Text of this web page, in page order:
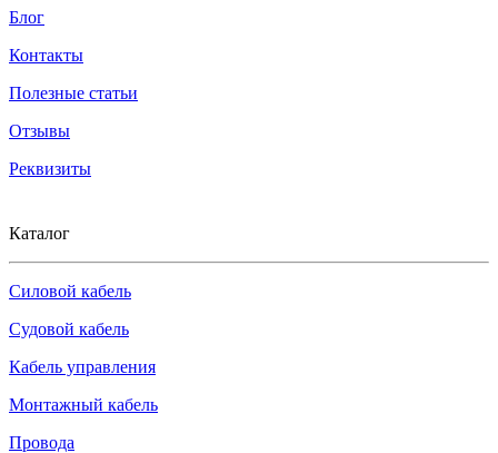
Блог
Контакты
Полезные статьи
Отзывы
Реквизиты
Каталог
Силовой кабель
Судовой кабель
Кабель управления
Монтажный кабель
Провода